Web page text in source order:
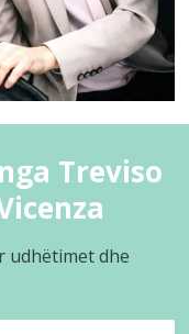
Treviso
udhëtimet dhe